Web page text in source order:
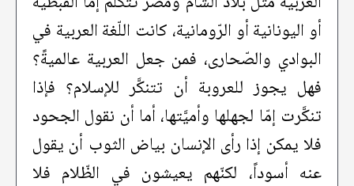
أو اليونانية أو الرّومانية، كانت اللّغة العربية في
البوادي والصّحارى، فمن جعل العربية عالميةً؟
فهل يجوز للعروبة أن تتنكَّر للإسلام؟ فإذا
تنكَّرت إمّا لجهلها وأميَّتها، أما أن نقول الجحود
فلا يمكن إذا رأى الإنسان بياض الثوب أن يقول
عنه أسوداً، لكنّهم يعيشون في الظّلام فلا